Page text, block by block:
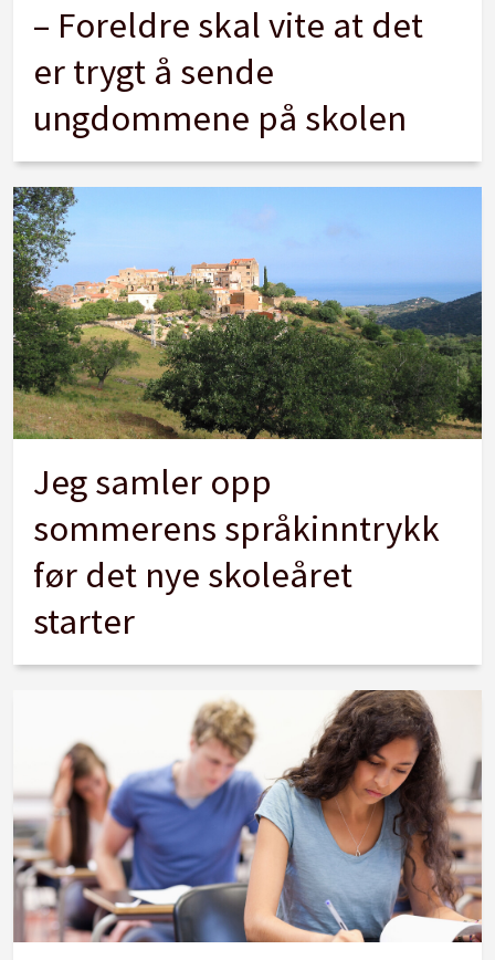
– Foreldre skal vite at det
er trygt å sende
ungdommene på skolen
Jeg samler opp
sommerens språkinntrykk
før det nye skoleåret
starter